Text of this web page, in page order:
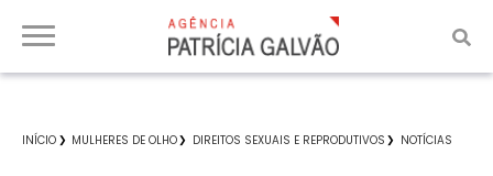
INÍCIO MULHERES DE OLHO DIREITOS SEXUAIS E REPRODUTIVOS NOTÍCIAS